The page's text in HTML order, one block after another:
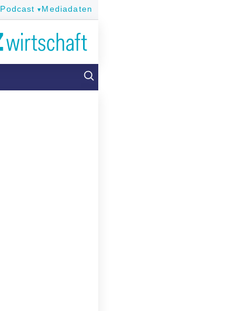
Podcast Mediadaten